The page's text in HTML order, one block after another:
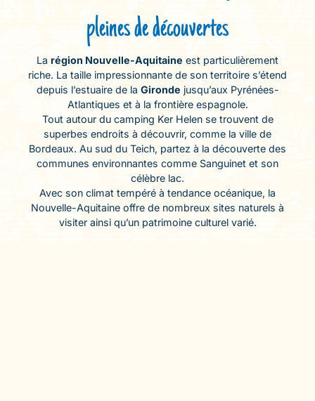
pleines de découvertes
La région Nouvelle-Aquitaine est particulièrement
riche. La taille impressionnante de son territoire s’étend
depuis l’estuaire de la Gironde jusqu’aux Pyrénées-
Atlantiques et à la frontière espagnole.
Tout autour du camping Ker Helen se trouvent de
superbes endroits à découvrir, comme la ville de
Bordeaux. Au sud du Teich, partez à la découverte des
communes environnantes comme Sanguinet et son
célèbre lac.
Avec son climat tempéré à tendance océanique, la
Nouvelle-Aquitaine offre de nombreux sites naturels à
visiter ainsi qu’un patrimoine culturel varié.